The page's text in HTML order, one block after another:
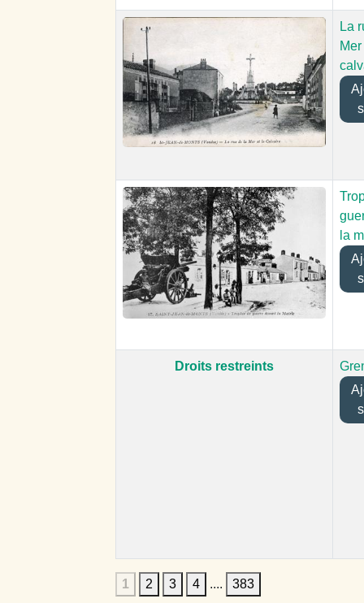
La
la
Droits restreints
1 2 3 4 .... 383